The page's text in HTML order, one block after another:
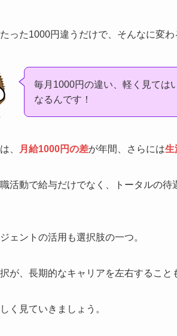
たった1000円違うだけで、そんなに変
毎月1000円の違い、軽く見ては
なるんです！
、 月給1000円の差が年間、さらには生
活動で給与だけでなく、トータルの
ェントの活用も選択肢の一つ。
が、長期的なキャリアを左右すること
く見ていきましょう。